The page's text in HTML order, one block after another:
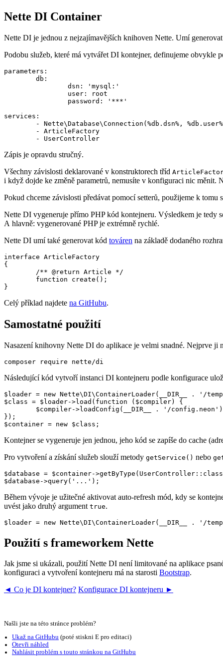
Nette DI Container
Nette DI je jednou z nejzajímavějších knihoven Nette. Umí
Podobu služeb, které má vytvářet DI kontejner, definujeme
parameters:
services:
Zápis je opravdu stručný.
Všechny závislosti deklarované v konstruktorech tříd
i když dojde ke změně parametrů, nemusíte v konfiguraci nic měnit.
Pokud chceme závislosti předávat pomocí setterů, použijeme k tomu
Nette DI vygeneruje přímo PHP kód kontejneru. Výsledkem je tedy
A hlavně: vygenerované PHP je extrémně rychlé.
Nette DI umí také generovat kód továren na základě dodaného
interface ArticleFactory
{
Celý příklad najdete na GitHubu.
Samostatné použití
Nasazení knihovny Nette DI do aplikace je velmi snadné. Nejprve ji
Následující kód vytvoří instanci DI kontejneru podle konfigurace
$loader = new Nette\DI\ContainerLoader(__DIR__ . '/
$class = $loader->load(function ($compiler) {
});
Kontejner se vygeneruje jen jednou, jeho kód se zapíše do cache
Pro vytvoření a získání služeb slouží metody getService() nebo
$database = $container-
Během vývoje je užitečné aktivovat auto-refresh mód, kdy se
uvést jako druhý argument true.
Použití s frameworkem Nette
Jak jsme si ukázali, použití Nette DI není limitované na aplikace
konfiguraci a vytvoření kontejneru má na starosti Bootstrap.
◄ Co je DI kontejner? Konfigurace DI kontejneru ►